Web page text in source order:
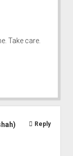
Take care.
Reply